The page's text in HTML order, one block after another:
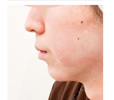
気麻酔 3,300円(税込)
るたんぱく質を注入し、過剰に発達
より噛み締めの改善、咬筋を減量し
つきを改善する効果がございます。
選びいただきます。メスを使わず注
とんどありません。効果は4～6か月
、痛み、突っ張り感などが生じるこ
ー、細菌感染症などが生じることが